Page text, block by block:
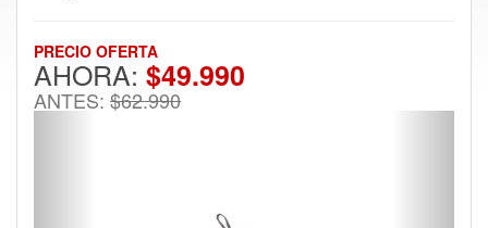
PRECIO OFERTA
AHORA: $49.990
ANTES: $62.990